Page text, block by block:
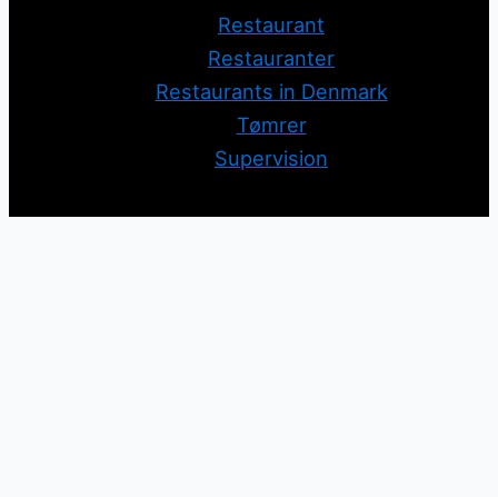
Restaurant
Restauranter
Restaurants in Denmark
Tømrer
Supervision